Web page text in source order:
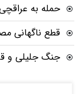
حمله به
قطع ناگهانی
جنگ جلیلی و